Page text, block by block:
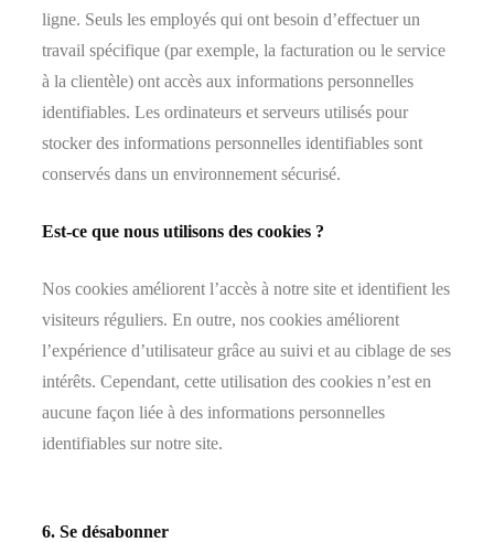
ligne. Seuls les employés qui ont besoin d’effectuer un
travail spécifique (par exemple, la facturation ou le service
à la clientèle) ont accès aux informations personnelles
identifiables. Les ordinateurs et serveurs utilisés pour
stocker des informations personnelles identifiables sont
conservés dans un environnement sécurisé.
Est-ce que nous utilisons des cookies ?
Nos cookies améliorent l’accès à notre site et identifient les
visiteurs réguliers. En outre, nos cookies améliorent
l’expérience d’utilisateur grâce au suivi et au ciblage de ses
intérêts. Cependant, cette utilisation des cookies n’est en
aucune façon liée à des informations personnelles
identifiables sur notre site.
6. Se désabonner